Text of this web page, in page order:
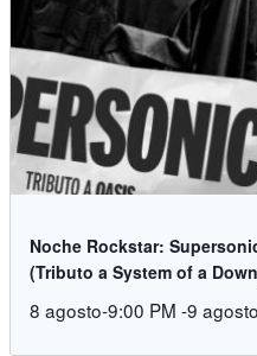
Noche Rockstar:
(Tributo a System of a
8 agosto-9:00 PM -9